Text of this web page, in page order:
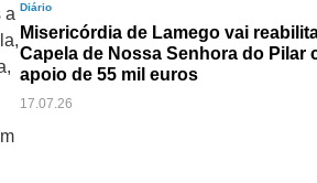
a Diário
Misericórdia de Lamego vai
Capela de Nossa Senhora do Pilar
apoio de 55 mil euros
17.07.26